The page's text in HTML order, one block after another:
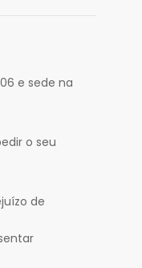
e sede na
o seu
de